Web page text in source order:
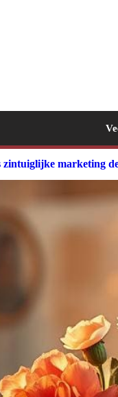
zintuiglijke marketing